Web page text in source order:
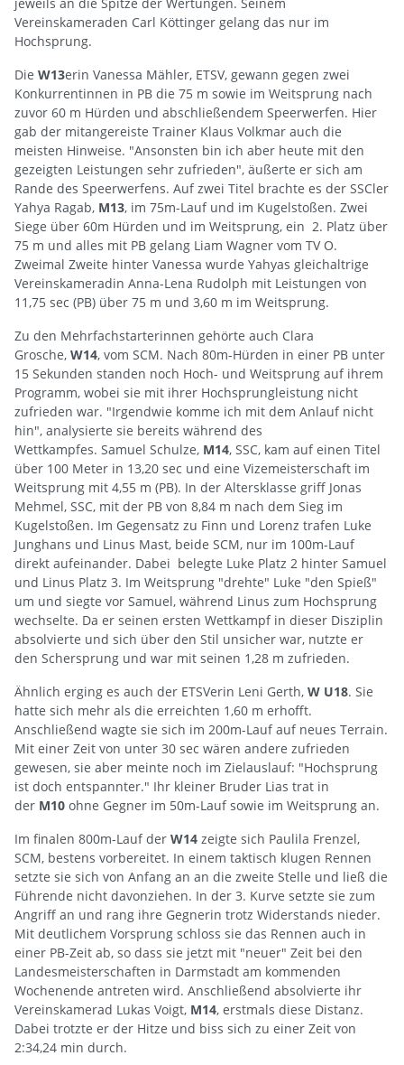
jeweils an die Spitze der Wertungen. Seinem
Vereinskameraden Carl Köttinger gelang das nur im
Hochsprung.
Die W13erin Vanessa Mähler, ETSV, gewann gegen zwei
Konkurrentinnen in PB die 75 m sowie im Weitsprung nach
zuvor 60 m Hürden und abschließendem Speerwerfen. Hier
gab der mitangereiste Trainer Klaus Volkmar auch die
meisten Hinweise. "Ansonsten bin ich aber heute mit den
gezeigten Leistungen sehr zufrieden", äußerte er sich am
Rande des Speerwerfens. Auf zwei Titel brachte es der SSCler
Yahya Ragab, M13, im 75m-Lauf und im Kugelstoßen. Zwei
Siege über 60m Hürden und im Weitsprung, ein 2. Platz über
75 m und alles mit PB gelang Liam Wagner vom TV O.
Zweimal Zweite hinter Vanessa wurde Yahyas gleichaltrige
Vereinskameradin Anna-Lena Rudolph mit Leistungen von
11,75 sec (PB) über 75 m und 3,60 m im Weitsprung.
Zu den Mehrfachstarterinnen gehörte auch Clara
Grosche, W14, vom SCM. Nach 80m-Hürden in einer PB unter
15 Sekunden standen noch Hoch- und Weitsprung auf ihrem
Programm, wobei sie mit ihrer Hochsprungleistung nicht
zufrieden war. "Irgendwie komme ich mit dem Anlauf nicht
hin", analysierte sie bereits während des
Wettkampfes. Samuel Schulze, M14, SSC, kam auf einen Titel
über 100 Meter in 13,20 sec und eine Vizemeisterschaft im
Weitsprung mit 4,55 m (PB). In der Altersklasse griff Jonas
Mehmel, SSC, mit der PB von 8,84 m nach dem Sieg im
Kugelstoßen. Im Gegensatz zu Finn und Lorenz trafen Luke
Junghans und Linus Mast, beide SCM, nur im 100m-Lauf
direkt aufeinander. Dabei belegte Luke Platz 2 hinter Samuel
und Linus Platz 3. Im Weitsprung "drehte" Luke "den Spieß"
um und siegte vor Samuel, während Linus zum Hochsprung
wechselte. Da er seinen ersten Wettkampf in dieser Disziplin
absolvierte und sich über den Stil unsicher war, nutzte er
den Schersprung und war mit seinen 1,28 m zufrieden.
Ähnlich erging es auch der ETSVerin Leni Gerth, W U18. Sie
hatte sich mehr als die erreichten 1,60 m erhofft.
Anschließend wagte sie sich im 200m-Lauf auf neues Terrain.
Mit einer Zeit von unter 30 sec wären andere zufrieden
gewesen, sie aber meinte noch im Zielauslauf: "Hochsprung
ist doch entspannter." Ihr kleiner Bruder Lias trat in
der M10 ohne Gegner im 50m-Lauf sowie im Weitsprung an.
Im finalen 800m-Lauf der W14 zeigte sich Paulila Frenzel,
SCM, bestens vorbereitet. In einem taktisch klugen Rennen
setzte sie sich von Anfang an an die zweite Stelle und ließ die
Führende nicht davonziehen. In der 3. Kurve setzte sie zum
Angriff an und rang ihre Gegnerin trotz Widerstands nieder.
Mit deutlichem Vorsprung schloss sie das Rennen auch in
einer PB-Zeit ab, so dass sie jetzt mit "neuer" Zeit bei den
Landesmeisterschaften in Darmstadt am kommenden
Wochenende antreten wird. Anschließend absolvierte ihr
Vereinskamerad Lukas Voigt, M14, erstmals diese Distanz.
Dabei trotzte er der Hitze und biss sich zu einer Zeit von
2:34,24 min durch.